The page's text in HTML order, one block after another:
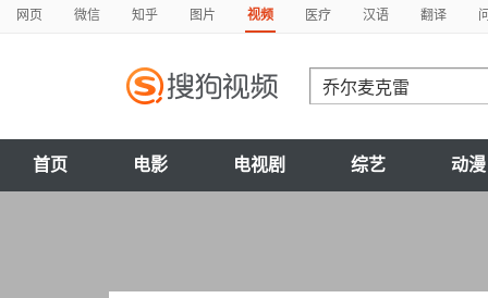
网页 微信 知乎 图片 视频 医疗 汉语 翻译
首页 电影 电视剧 综艺 动漫